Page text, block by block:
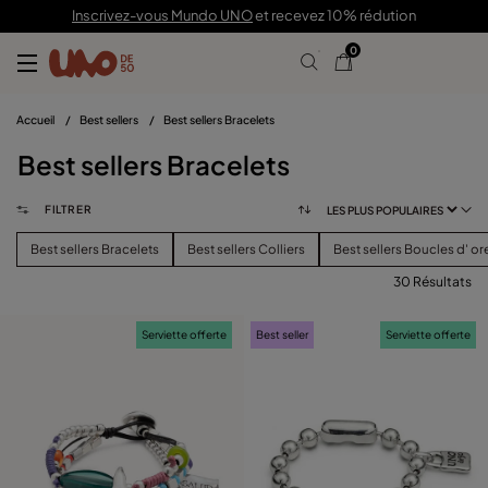
Inscrivez-vous Mundo UNOet recevez 10% rédution
0
Accueil / Best sellers / Best sellers Bracelets
Best sellers Bracelets
FILTRER
Best sellers Bracelets Best sellers Colliers Best sellers Boucles d'
PRIX Effacer Les Filtres
30 Résultats
Serviette offerte Best seller Serviette offerte